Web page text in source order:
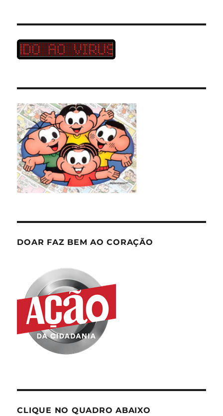
DOAR FAZ BEM AO CORAÇÃO
CLIQUE NO QUADRO ABAIXO